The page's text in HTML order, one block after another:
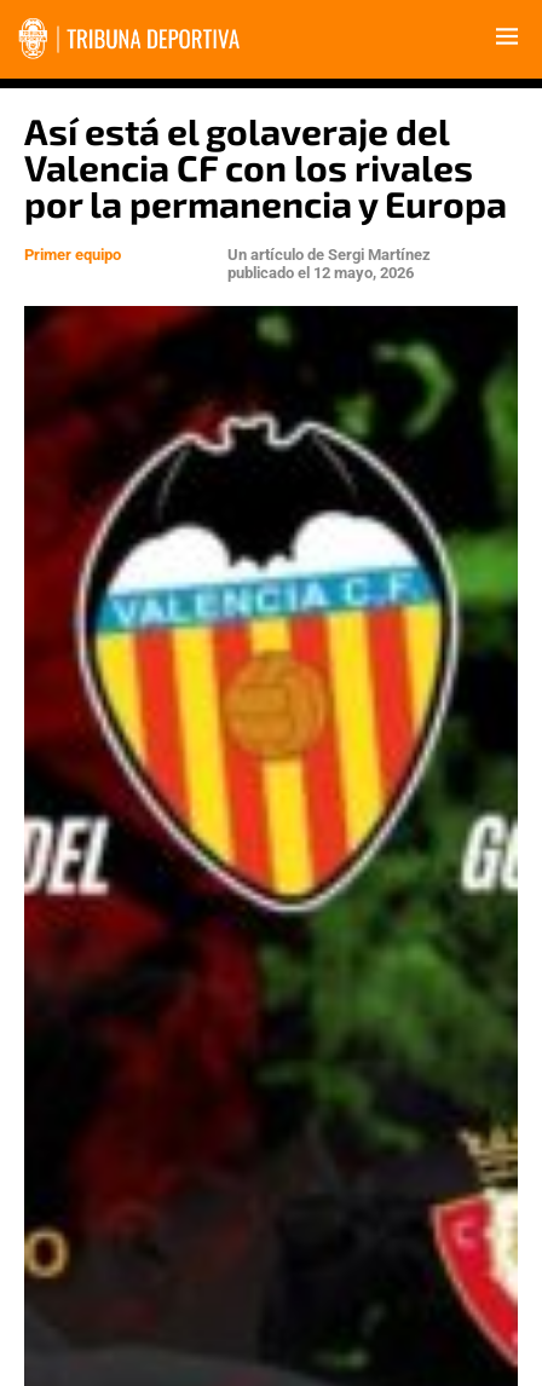
Así está el golaveraje del
Valencia CF con los rivales
por la permanencia y Europa
Primer equipo Un artículo de Sergi Martínez
publicado el 12 mayo, 2026